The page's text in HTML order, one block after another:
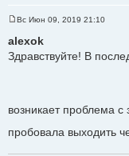
о
б
щ
Вс Июн 09, 2019 21:10
alexok
Здравствуйте! В
возникает проблема с
пробовала выходить